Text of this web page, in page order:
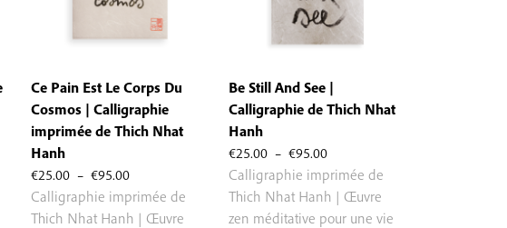
€25.00 – €95.00Plage
de
prix :
Ce Pain Est Le Corps Du
Cosmos | Calligraphie
imprimée de Thich Nhat
Hanh
Calligraphie imprimée de
Thich Nhat Hanh | Œuvre
€25.00 – €95.00Plage
de
prix :
€25.00
Be Still And See |
Calligraphie de Thich Nhat
Hanh
Calligraphie imprimée de
Thich Nhat Hanh | Œuvre
zen méditative pour une vie